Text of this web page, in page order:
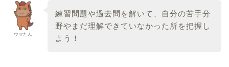
ウマたん
練習問題や過去問を解いて、自分の苦手分
野やまだ理解できていなかった所を把握し
よう！